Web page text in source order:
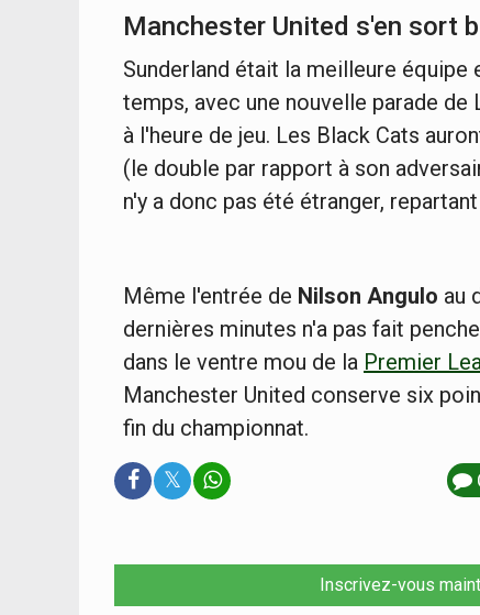
Manchester United s'en sort
Sunderland était la meilleure
temps, avec une nouvelle parade
à l'heure de jeu. Les Black Cats
(le double par rapport à son
n'y a donc pas été étranger,
Même l'entrée de Nilson Angulo au
dernières minutes n'a pas fait
dans le ventre mou de la Premier
Manchester United conserve six
fin du championnat.
𝕏
Inscrivez-vous